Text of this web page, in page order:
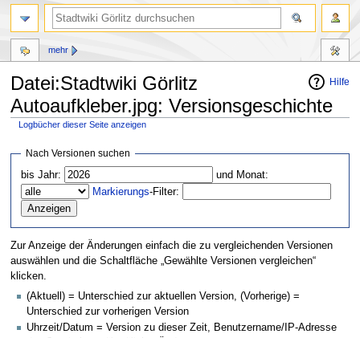
Hilfe
Datei:Stadtwiki Görlitz
Autoaufkleber.jpg: Versionsgeschichte
Logbücher dieser Seite anzeigen
springen
springen
Nach Versionen suchen
bis Jahr:
und Monat:
Markierungs-Filter:
Zur Anzeige der Änderungen einfach die zu vergleichenden Versionen
auswählen und die Schaltfläche „Gewählte Versionen vergleichen“
klicken.
(Aktuell) = Unterschied zur aktuellen Version, (Vorherige) =
Unterschied zur vorherigen Version
Uhrzeit/Datum = Version zu dieser Zeit, Benutzername/IP-Adresse
mehr